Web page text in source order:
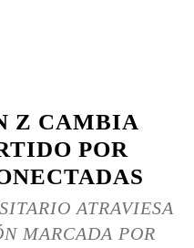
Z CAMBIA
POR
ATRAVIESA
MARCADA POR